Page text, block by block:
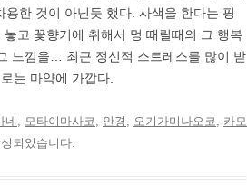
용한 것이 아닌듯 했다. 사색을 한다는 핑
고 꽃향기에 취해서 멍 때릴때의 그 행복
느낌을… 최근 정신적 스트레스를 많이 받
는 마약에 가깝다.
네 , 모타이마사코, 안경 , 오기가미나오코, 카모
되었습니다.